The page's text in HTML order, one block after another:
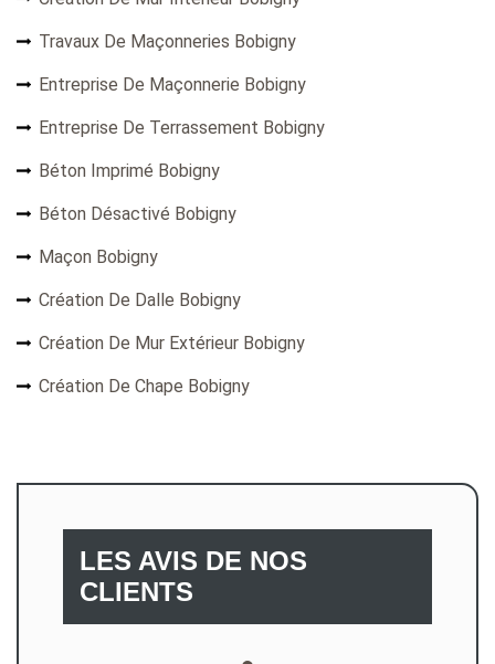
Travaux De Maçonneries Bobigny
Entreprise De Maçonnerie Bobigny
Entreprise De Terrassement Bobigny
Béton Imprimé Bobigny
Béton Désactivé Bobigny
Maçon Bobigny
Création De Dalle Bobigny
Création De Mur Extérieur Bobigny
Création De Chape Bobigny
LES AVIS DE NOS
CLIENTS